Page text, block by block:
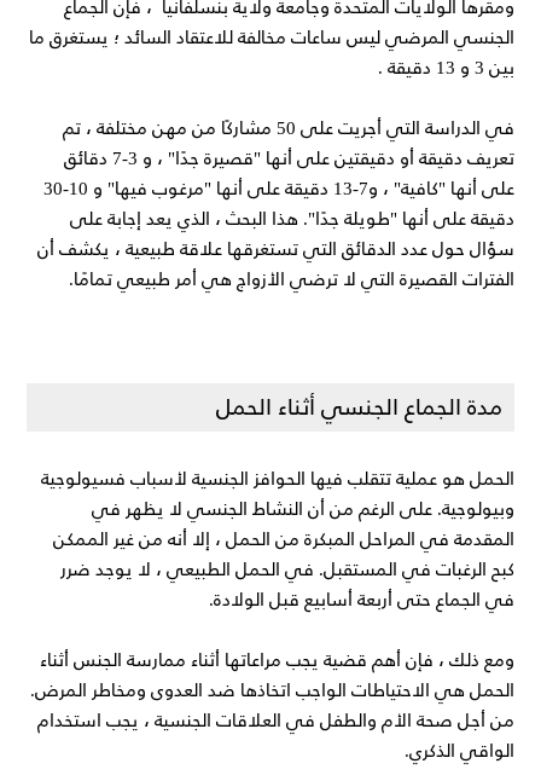
الجنسي المرضي ليس ساعات مخالفة للاعتقاد السائد ؛ يستغرق ما
بين 3 و 13 دقيقة .
في الدراسة التي أجريت على 50 مشاركًا من مهن مختلفة ، تم
تعريف دقيقة أو دقيقتين على أنها "قصيرة جدًا" ، و 3-7 دقائق
على أنها "كافية" ، و7-13 دقيقة على أنها "مرغوب فيها" و 10-30
دقيقة على أنها "طويلة جدًا". هذا البحث ، الذي يعد إجابة على
سؤال حول عدد الدقائق التي تستغرقها علاقة طبيعية ، يكشف أن
الفترات القصيرة التي لا ترضي الأزواج هي أمر طبيعي تمامًا.
مدة الجماع الجنسي أثناء الحمل
الحمل هو عملية تتقلب فيها الحوافز الجنسية لأسباب فسيولوجية
وبيولوجية. على الرغم من أن النشاط الجنسي لا يظهر في
المقدمة في المراحل المبكرة من الحمل ، إلا أنه من غير الممكن
كبح الرغبات في المستقبل. في الحمل الطبيعي ، لا يوجد ضرر
في الجماع حتى أربعة أسابيع قبل الولادة.
ومع ذلك ، فإن أهم قضية يجب مراعاتها أثناء ممارسة الجنس أثناء
الحمل هي الاحتياطات الواجب اتخاذها ضد العدوى ومخاطر المرض.
من أجل صحة الأم والطفل في العلاقات الجنسية ، يجب استخدام
الواقي الذكري.